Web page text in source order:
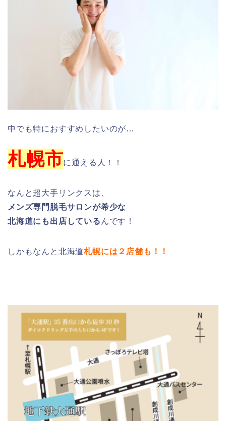
中でも特におすすめしたいのが…
札幌市に通える人！！
なんと超大手リンクスは、
メンズ専門脱毛サロンが希少な
北海道にも出店している んです！
しかもなんと北海道札幌には２店舗も！！